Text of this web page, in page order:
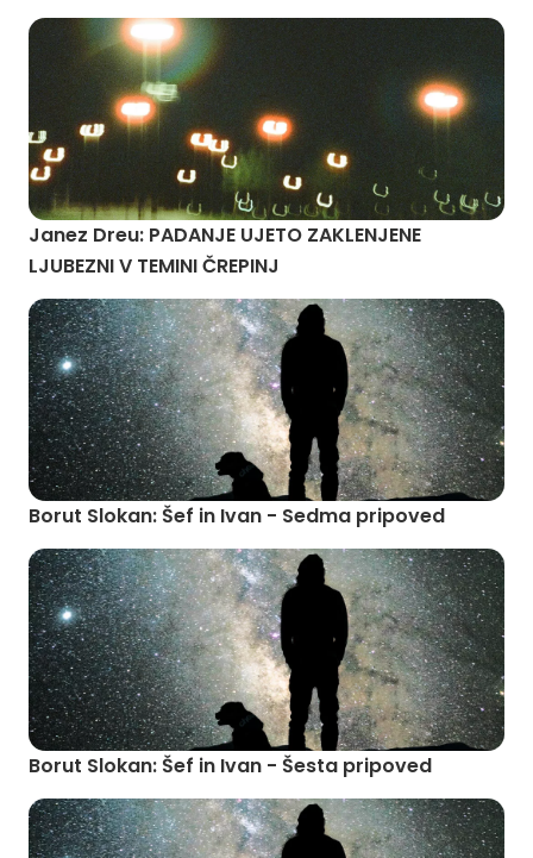
Janez Dreu: PADANJE UJETO ZAKLENJENE
LJUBEZNI V TEMINI ČREPINJ
Borut Slokan: Šef in Ivan - Sedma pripoved
Borut Slokan: Šef in Ivan - Šesta pripoved